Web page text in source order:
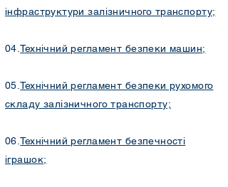
інфраструктури залізничного транспорту;
04.Технічний регламент безпеки машин;
05.Технічний регламент безпеки рухомого
складу залізничного транспорту;
06.Технічний регламент безпечності
іграшок;